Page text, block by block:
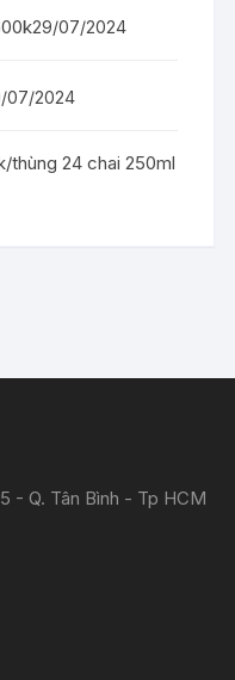
29/07/2024
07/2024
thùng 24 chai 250ml
- Q. Tân Bình - Tp HCM